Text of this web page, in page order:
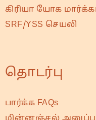
கிரியா யோக
SRF/YSS செயலி
தொடர்பு
பார்க்க FAQs